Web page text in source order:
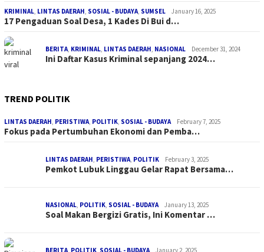
KRIMINAL, LINTAS DAERAH, SOSIAL - BUDAYA, SUMSEL January 16, 2025
17 Pengaduan Soal Desa, 1 Kades Di Bui d…
BERITA, KRIMINAL, LINTAS DAERAH, NASIONAL December 31, 2024
Ini Daftar Kasus Kriminal sepanjang 2024…
TREND POLITIK
LINTAS DAERAH, PERISTIWA, POLITIK, SOSIAL - BUDAYA February 7, 2025
Fokus pada Pertumbuhan Ekonomi dan Pemba…
LINTAS DAERAH, PERISTIWA, POLITIK February 3, 2025
Pemkot Lubuk Linggau Gelar Rapat Bersama…
NASIONAL, POLITIK, SOSIAL - BUDAYA January 13, 2025
Soal Makan Bergizi Gratis, Ini Komentar …
BERITA, POLITIK, SOSIAL - BUDAYA January 2, 2025